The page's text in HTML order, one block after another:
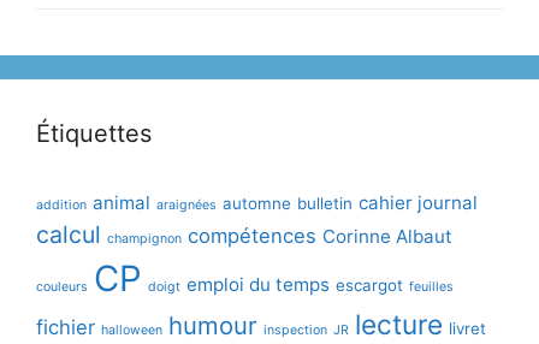
Étiquettes
addition animal araignées automne bulletin cahier journal
calcul champignon compétences Corinne Albaut
couleurs CP doigt emploi du temps escargot feuilles
fichier halloween humour inspection JR lecture livret